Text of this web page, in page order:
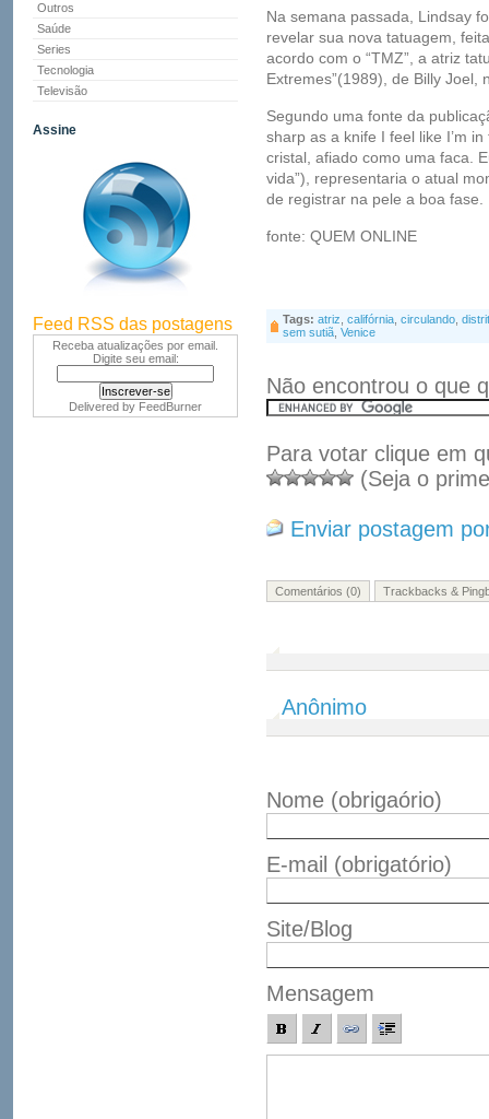
Outros
Saúde
Series
Tecnologia
Televisão
Assine
Feed RSS das postagens
Receba atualizações por email.
Digite seu email:
Delivered by FeedBurner
Na semana passada, Lindsay
revelar sua nova tatuagem,
acordo com o “TMZ”, a atriz
Extremes”(1989), de Billy Joel,
Segundo uma fonte da
sharp as a knife I feel like I’m
cristal, afiado como uma faca.
vida”), representaria o atual
de registrar na pele a boa fase.
fonte: QUEM ONLINE
Tags: atriz califórnia circulando
sem sutiã Venice
Não encontrou o que
Para votar clique em
(Seja o
Enviar postagem
Comentários (0) Trackbacks &
Anônimo
Nome (obrigaório)
E-mail (obrigatório)
Site/Blog
Mensagem